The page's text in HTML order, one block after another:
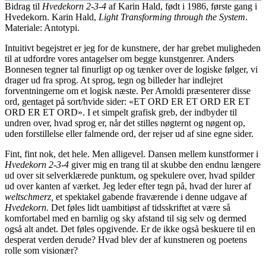
Bidrag til Hvedekorn 2-3-4 af Karin Hald, født i 1986, første gang i
Hvedekorn. Karin Hald, Light Transforming through the System.
Materiale: Antotypi.
Intuitivt begejstret er jeg for de kunstnere, der har grebet muligheden
til at udfordre vores antagelser om begge kunstgenrer. Anders
Bonnesen tegner tal finurligt op og tænker over de logiske følger, vi
drager ud fra sprog. At sprog, tegn og billeder har indlejret
forventningerne om et logisk næste. Per Arnoldi præsenterer disse
ord, gentaget på sort/hvide sider: «ET ORD ER ET ORD ER ET
ORD ER ET ORD». I et simpelt grafisk greb, der indbyder til
undren over, hvad sprog er, når det stilles nøgternt og nøgent op,
uden forstillelse eller falmende ord, der rejser ud af sine egne sider.
Fint, fint nok, det hele. Men alligevel. Dansen mellem kunstformer i
Hvedekorn 2-3-4 giver mig en trang til at skubbe den endnu længere
ud over sit selverklærede punktum, og spekulere over, hvad spilder
ud over kanten af værket. Jeg leder efter tegn på, hvad der lurer af
weltschmerz, et spektakel gabende fraværende i denne udgave af
Hvedekorn. Det føles lidt uambitiøst af tidsskriftet at være så
komfortabel med en barnlig og sky afstand til sig selv og dermed
også alt andet. Det føles opgivende. Er de ikke også beskuere til en
desperat verden derude? Hvad blev der af kunstneren og poetens
rolle som visionær?